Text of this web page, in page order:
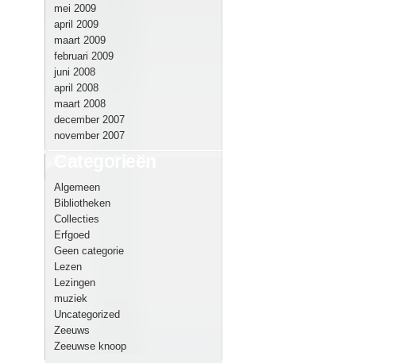
mei 2009
april 2009
maart 2009
februari 2009
juni 2008
april 2008
maart 2008
december 2007
november 2007
Algemeen
Bibliotheken
Collecties
Erfgoed
Geen categorie
Lezen
Lezingen
muziek
Uncategorized
Zeeuws
Zeeuwse knoop